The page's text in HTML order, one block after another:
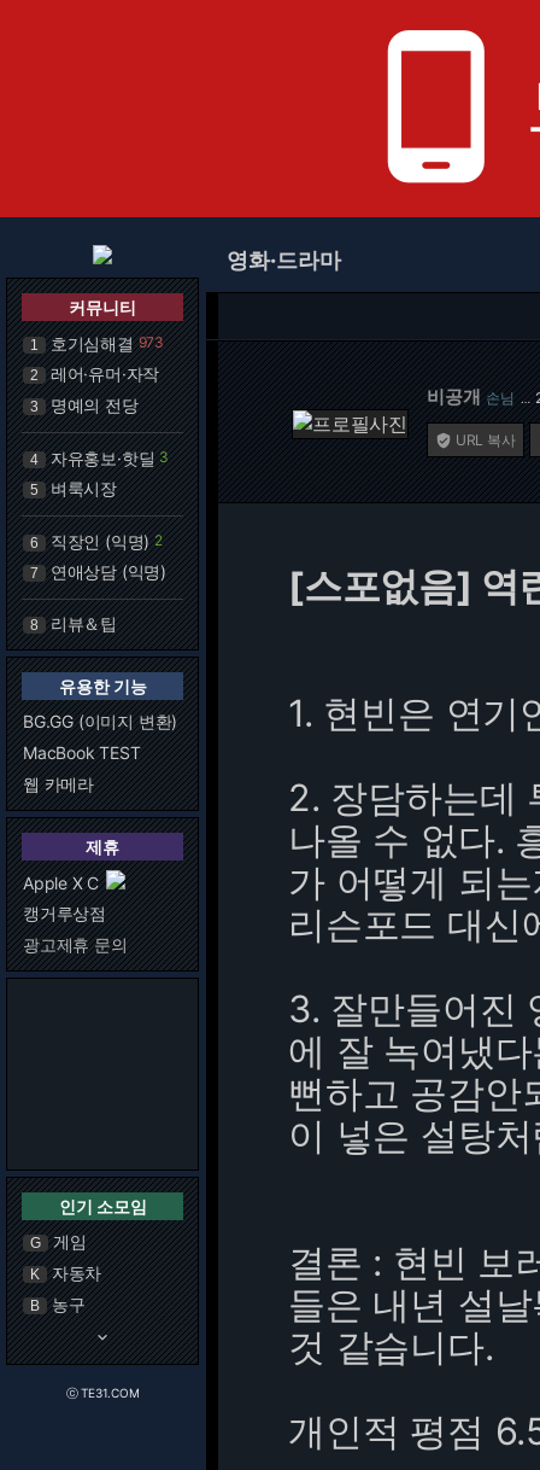
phone_android
커뮤니티
1 호기심해결 973
2 레어·유머·자작
3 명예의 전당
4 자유홍보·핫딜 3
5 벼룩시장
6 직장인 (익명) 2
7 연애상담 (익명)
8 리뷰＆팁
유용한 기능
BG.GG (이미지 변환)
MacBook TEST
웹 카메라
제휴
Apple X C
캥거루상점
광고제휴 문의
인기 소모임
G 게임
K 자동차
B 농구
keyboard_arrow_down
ⓒ TE31.COM
영화·드라마
비공개 손님 …
 URL 복사
[스포없음] 역
1. 현빈은 연기
2. 장담하는데
나올 수 없다.
가 어떻게 되
리슨포드 대신
3. 잘만들어진
에 잘 녹여냈
뻔하고 공감안
이 넣은 설탕
결론 : 현빈 보
들은 내년 설
것 같습니다.
개인적 평점